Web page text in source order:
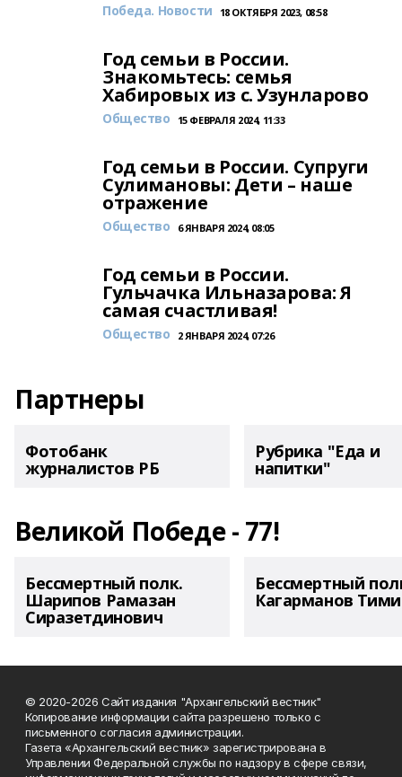
Победа. Новости 18 ОКТЯБРЯ 2023, 08:58
Год семьи в России.
Знакомьтесь: семья
Хабировых из с. Узунларово
Общество 15 ФЕВРАЛЯ 2024, 11:33
Год семьи в России. Супруги
Сулимановы: Дети – наше
отражение
Общество 6 ЯНВАРЯ 2024, 08:05
Год семьи в России.
Гульчачка Ильназарова: Я
самая счастливая!
Общество 2 ЯНВАРЯ 2024, 07:26
Партнеры
Фотобанк
журналистов РБ
Рубрика "Еда и
напитки"
Великой Победе - 77!
Бессмертный полк.
Шарипов Рамазан
Сиразетдинович
Бессмертный
Кагарманов
© 2020-2026 Сайт издания "Архангельский вестник"
Копирование информации сайта разрешено только с
письменного согласия администрации.
Газета «Архангельский вестник» зарегистрирована в
Управлении Федеральной службы по надзору в сфере связи,